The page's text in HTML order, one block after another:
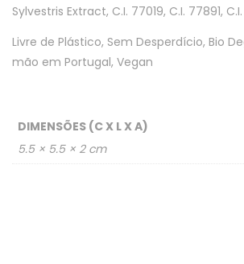
Sylvestris Extract, C.I. 77019, C.I. 77891,
Livre de Plástico, Sem Desperdício, Bio
mão em Portugal, Vegan
DIMENSÕES (C X L X A)
5.5 × 5.5 × 2 cm